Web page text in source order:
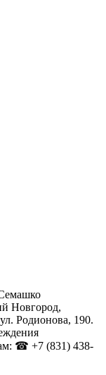
Новгород,
Родионова, 190.
☎ +7 (831) 438-